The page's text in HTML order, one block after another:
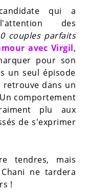
qui a
des
couples parfaits
avec Virgil,
pour son
un seul épisode
retrouve dans un
comportement
plu aux
de s'exprimer
tendres, mais
ne tardera
!